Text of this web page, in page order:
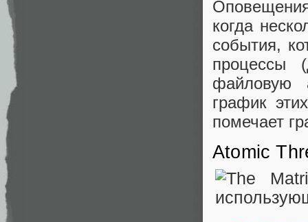
когда
события,
процессы
файловую
график
помечает
Atomic